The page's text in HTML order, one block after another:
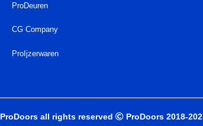
ProDeuren
CG Company
ProIjzerwaren
ProDoors all rights reserved ProDoors 2018-